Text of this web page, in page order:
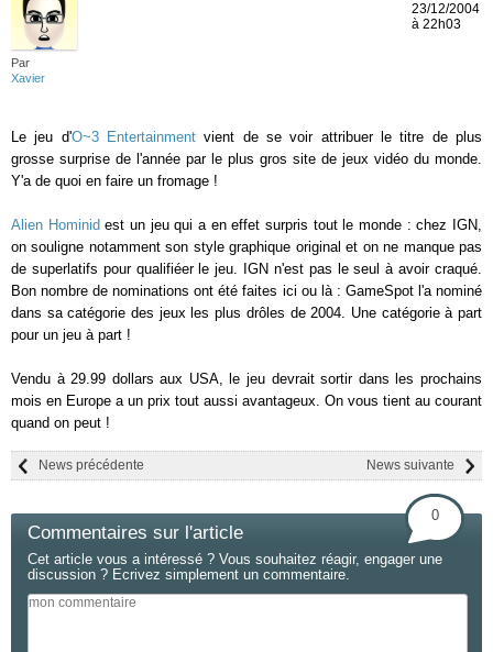
Par
Xavier
23/12/2004
à 22h03
Le jeu d'O~3 Entertainment vient de se voir attribuer le titre de plus
grosse surprise de l'année par le plus gros site de jeux vidéo du monde.
Y'a de quoi en faire un fromage !
Alien Hominid est un jeu qui a en effet surpris tout le monde : chez IGN,
on souligne notamment son style graphique original et on ne manque pas
de superlatifs pour qualifiéer le jeu. IGN n'est pas le seul à avoir craqué.
Bon nombre de nominations ont été faites ici ou là : GameSpot l'a nominé
dans sa catégorie des jeux les plus drôles de 2004. Une catégorie à part
pour un jeu à part !
Vendu à 29.99 dollars aux USA, le jeu devrait sortir dans les prochains
mois en Europe a un prix tout aussi avantageux. On vous tient au courant
quand on peut !
News suivante
News précédente
Commentaires sur l'article
0
Cet article vous a intéressé ? Vous souhaitez réagir, engager une
discussion ? Ecrivez simplement un commentaire.